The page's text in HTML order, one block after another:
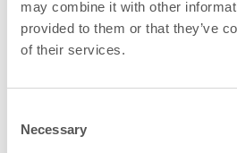
may combine it with other
provided to them or that they’ve
of their services.
Selection
Necessary
maksimikoko, m 3
sivuseinään, mm
Suojaetäisyys